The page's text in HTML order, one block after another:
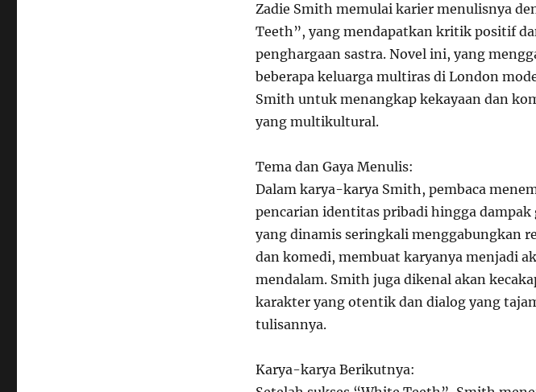
Zadie Smith memulai karier menulisnya
Teeth”, yang mendapatkan kritik positif
penghargaan sastra. Novel ini, yang
beberapa keluarga multiras di London
Smith untuk menangkap kekayaan dan
yang multikultural.
Tema dan Gaya Menulis:
Dalam karya-karya Smith, pembaca
pencarian identitas pribadi hingga dampak
yang dinamis seringkali menggabungkan
dan komedi, membuat karyanya menjadi
mendalam. Smith juga dikenal akan
karakter yang otentik dan dialog yang
tulisannya.
Karya-karya Berikutnya: